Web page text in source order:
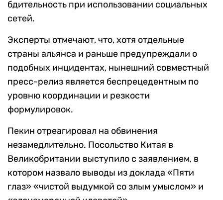
бдительность при использовании социальных
сетей.
Эксперты отмечают, что, хотя отдельные
страны альянса и раньше предупреждали о
подобных инцидентах, нынешний совместный
пресс-релиз является беспрецедентным по
уровню координации и резкости
формулировок.
Пекин отреагировал на обвинения
незамедлительно. Посольство Китая в
Великобритании выступило с заявлением, в
котором назвало выводы из доклада «Пяти
глаз» «чистой выдумкой со злым умыслом» и